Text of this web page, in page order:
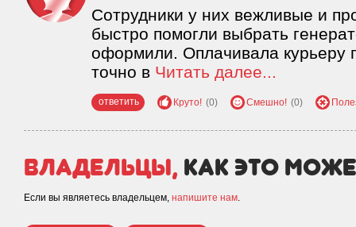
Сотрудники у них вежливые и
быстро помогли выбрать
оформили. Оплачивала курьеру
точно в Читать далее...
ответить Круто! (0) Смешно! (0)
Владельцы, как это
Если вы являетесь владельцем, напишите нам.